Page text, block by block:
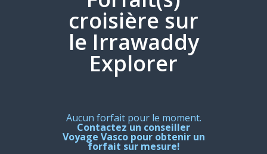
croisière sur
le Irrawaddy
Explorer
Aucun forfait pour le moment.
Contactez un conseiller
Voyage Vasco pour obtenir un
forfait sur mesure!